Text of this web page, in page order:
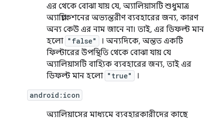
এর থেকে বোঝা যায় যে, অ্যালিয়াসটি শুধুমাত্র
অ্যাপ্লিকেশনের অভ্যন্তরীণ ব্যবহারের জন্য, কারণ
অন্য কেউ এর নাম জানে না। তাই, এর ডিফল্ট মান
হলো "false"
। অন্যদিকে, অন্তত একটি
ফিল্টারের উপস্থিতি থেকে বোঝা যায় যে
অ্যালিয়াসটি বাহ্যিক ব্যবহারের জন্য, তাই এর
ডিফল্ট মান হলো "true" ।
android:icon
অ্যালিয়াসের মাধ্যমে ব্যবহারকারীদের কাছে